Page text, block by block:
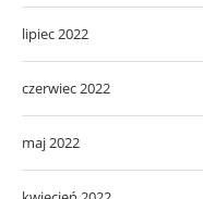
lipiec 2022
czerwiec 2022
maj 2022